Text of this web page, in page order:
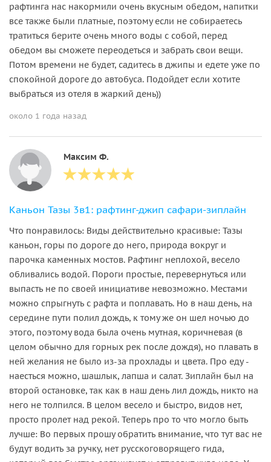
рафтинга нас накормили очень вкусным обедом, напитки
все также были платные, поэтому если не собираетесь
тратиться берите очень много воды с собой, перед
обедом вы сможете переодеться и забрать свои вещи.
Потом времени не будет, садитесь в джипы и едете уже по
спокойной дороге до автобуса. Подойдет если хотите
выбраться из отеля в жаркий день))
около 1 года назад
Максим Ф.
Каньон Тазы 3в1: рафтинг-джип сафари-зиплайн
Что понравилось: Виды действительно красивые: Тазы
каньон, горы по дороге до него, природа вокруг и
парочка каменных мостов. Рафтинг неплохой, весело
обливались водой. Пороги простые, перевернуться или
выпасть не по своей инициативе невозможно. Местами
можно спрыгнуть с рафта и поплавать. Но в наш день, на
середине пути полил дождь, к тому же он шел ночью до
этого, поэтому вода была очень мутная, коричневая (в
целом обычно для горных рек после дождя), но плавать в
ней желания не было из-за прохлады и цвета. Про еду -
наесться можно, шашлык, лапша и салат. Зиплайн был на
второй остановке, так как в наш день лил дождь, никто на
него не толпился. В целом весело и быстро, видов нет,
просто пролет над рекой. Теперь про то что могло быть
лучше: Во первых прошу обратить внимание, что тут вас не
будут водить за ручку, нет русскоговорящего гида,